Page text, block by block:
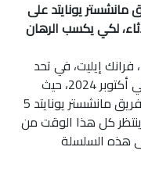
يونايتد على
لكي يكسب الرهان
إيليت، في تحد
بمزحة عبر مواقع التواصل الاجتماعي في أكتوبر 2024، حيث
تعهد ألا يقص شعره نهائيا حتى يحقق فريق مانشستر يونايتد 5
ينتظر كل هذا الوقت من
هذه السلسلة